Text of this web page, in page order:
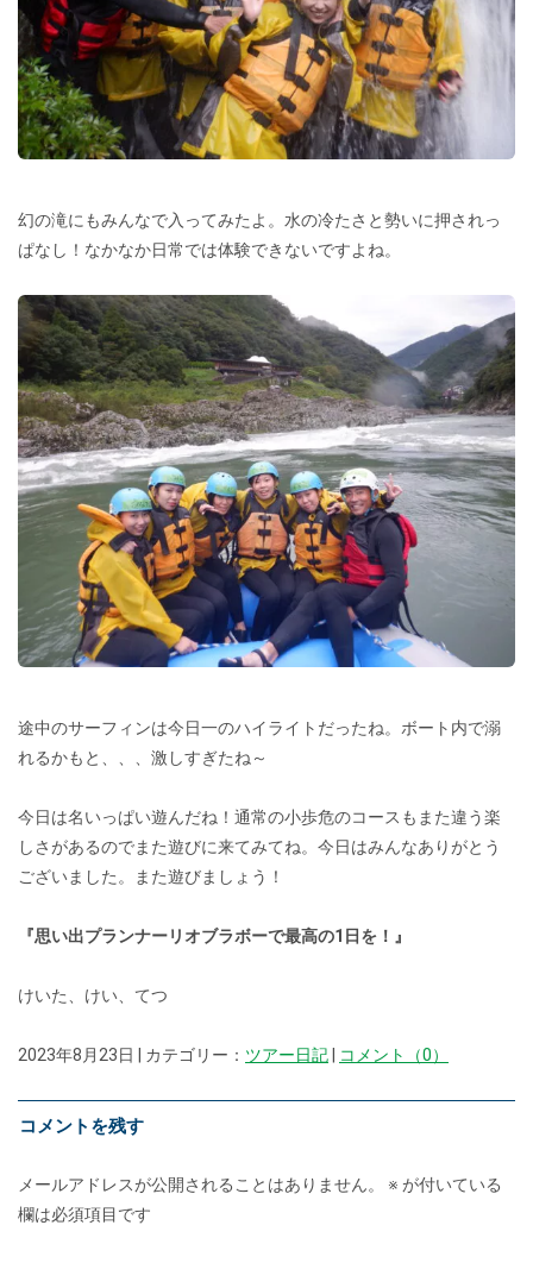
幻の滝にもみんなで入ってみたよ。水の冷たさと勢いに押されっ
ぱなし！なかなか日常では体験できないですよね。
途中のサーフィンは今日一のハイライトだったね。ボート内で溺
れるかもと、、、激しすぎたね～
今日は名いっぱい遊んだね！通常の小歩危のコースもまた違う楽
しさがあるのでまた遊びに来てみてね。今日はみんなありがとう
ございました。また遊びましょう！
『思い出プランナーリオブラボーで最高の1日を！』
けいた、けい、てつ
2023年8月23日 | カテゴリー： ツアー日記 コメント（0）
コメントを残す
メールアドレスが公開されることはありません。 ※ が付いている
欄は必須項目です